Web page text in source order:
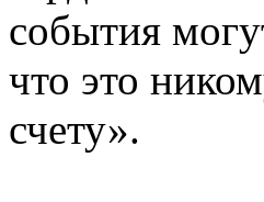
события
что это
счету».